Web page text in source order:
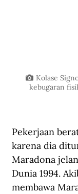
Kolase
kebugaran
Pekerjaan
karena dia
Maradona
Dunia 1994.
membawa